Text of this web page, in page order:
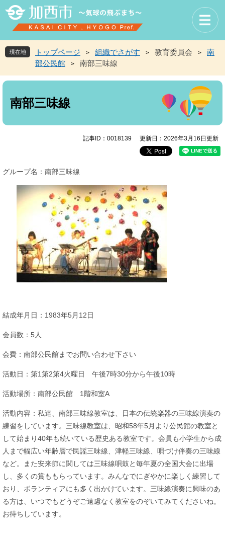
先
頭
す
を
飛
し
へ
現在地 トップページ > 組織でさがす > 教育委員会 >
南
部公民館
> 南部三味線
本
南部三味線
記事ID：0018139 更新日：2026年3月16日更新
グループ名：南部三味線
結成年月日：1983年5月12日
会員数：5人
会費：南部公民館までお問い合わせ下さい
活動日：第1第2第4火曜日 午後7時30分から午後10時
活動場所：南部公民館 1階和室A
活動内容：私達、南部三味線教室は、日本の伝統楽器の三味線演奏の
練習をしています。三味線教室は、昭和58年5月より公民館の教室と
して始まり40年も続いている歴史ある教室です。会員も小学生から成
人まで幅広い年齢層で民謡三味線、津軽三味線、唄づけ伴奏の三味線
など。また安来節に関しては三味線唄鼓と毎年夏の全国大会に出場
し、多くの賞ももらっています。みんなでにぎやかに楽しく練習して
おり、ボランティアにも多く出かけています。三味線演奏に興味のあ
る方は、いつでもどうぞご遠慮なく教室をのぞいてみてくださいね。
お待ちしています。